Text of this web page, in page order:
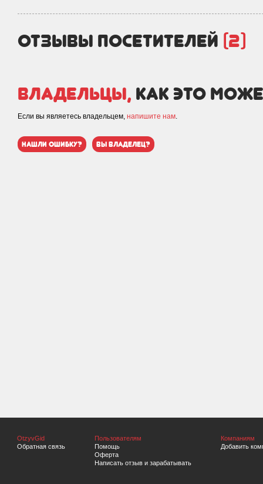
отзывы посетителей (2)
Владельцы, как это
Если вы являетесь владельцем, напишите нам.
нашли ошибку? вы владелец?
OtzyvGid
Обратная связь
Пользователям
Помощь
Оферта
Написать отзыв и зарабатывать
Компаниям
Добавить